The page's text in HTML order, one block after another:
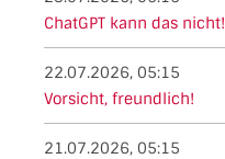
ChatGPT kann das nicht!
22.07.2026, 05:15
Vorsicht, freundlich!
21.07.2026, 05:15